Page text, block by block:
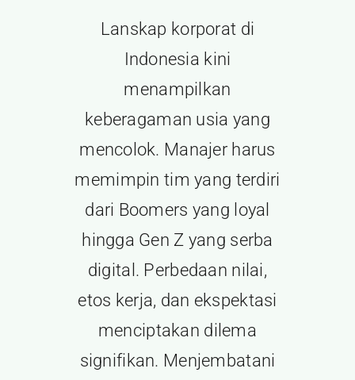
Lanskap korporat di
Indonesia kini
menampilkan
keberagaman usia yang
mencolok. Manajer harus
memimpin tim yang terdiri
dari Boomers yang loyal
hingga Gen Z yang serba
digital. Perbedaan nilai,
etos kerja, dan ekspektasi
menciptakan dilema
signifikan. Menjembatani